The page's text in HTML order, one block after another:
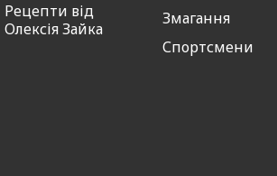
Рецепти від
Олексія Зайка
Змагання
Спортсмени